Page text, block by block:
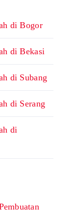
di Bogor
di Bekasi
di Subang
di Serang
di